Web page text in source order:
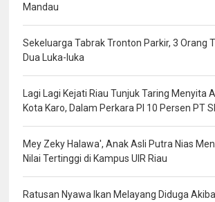
Mandau
Sekeluarga Tabrak Tronton Parkir, 3 Orang
Dua Luka-luka
Lagi Lagi Kejati Riau Tunjuk Taring Menyita
Kota Karo, Dalam Perkara PI 10 Persen PT
Mey Zeky Halawa', Anak Asli Putra Nias
Nilai Tertinggi di Kampus UIR Riau
Ratusan Nyawa Ikan Melayang Diduga